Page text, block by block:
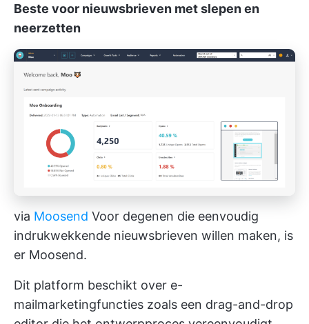
Beste voor nieuwsbrieven met slepen en
neerzetten
via Moosend Voor degenen die eenvoudig
indrukwekkende nieuwsbrieven willen maken, is
er Moosend.
Dit platform beschikt over e-
mailmarketingfuncties zoals een drag-and-drop